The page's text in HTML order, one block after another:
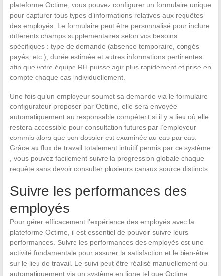
plateforme Octime, vous pouvez configurer un formulaire unique
pour capturer tous types d’informations relatives aux requêtes
des employés. Le formulaire peut être personnalisé pour inclure
différents champs supplémentaires selon vos besoins
spécifiques : type de demande (absence temporaire, congés
payés, etc.), durée estimée et autres informations pertinentes
afin que votre équipe RH puisse agir plus rapidement et prise en
compte chaque cas individuellement.
Une fois qu’un employeur soumet sa demande via le formulaire
configurateur proposer par Octime, elle sera envoyée
automatiquement au responsable compétent si il y a lieu où elle
restera accessible pour consultation futures par l’employeur
commis alors que son dossier est examinée au cas par cas.
Grâce au flux de travail totalement intuitif permis par ce système
, vous pouvez facilement suivre la progression globale chaque
requête sans devoir consulter plusieurs canaux source distincts.
Suivre les performances des
employés
Pour gérer efficacement l’expérience des employés avec la
plateforme Octime, il est essentiel de pouvoir suivre leurs
performances. Suivre les performances des employés est une
activité fondamentale pour assurer la satisfaction et le bien-être
sur le lieu de travail. Le suivi peut être réalisé manuellement ou
automatiquement via un système en ligne tel que Octime.